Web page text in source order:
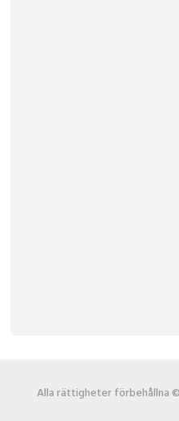
Alla rättigheter förbehållna